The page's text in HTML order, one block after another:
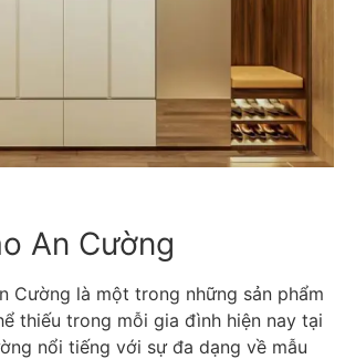
An Cường
Cường là một trong những sản phẩm
thiếu trong mỗi gia đình hiện nay tại
nổi tiếng với sự đa dạng về mẫu